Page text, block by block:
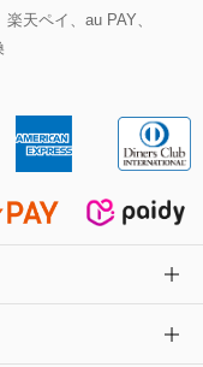
グ
天ペイ、au PAY、